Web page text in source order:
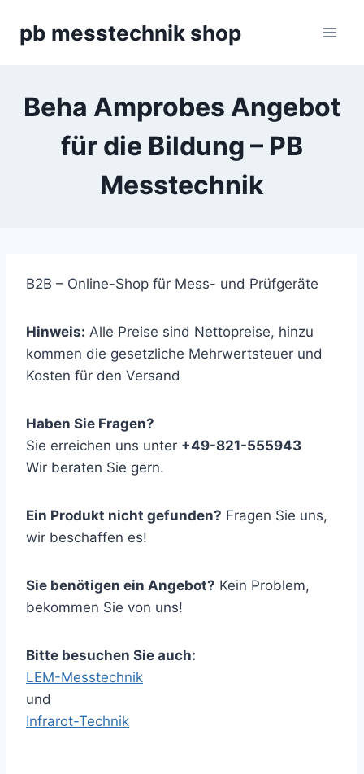
Inhaltpb messtechnik shop
Beha Amprobes Angebot
für die Bildung – PB
Messtechnik
B2B – Online-Shop für Mess- und Prüfgeräte
Hinweis: Alle Preise sind Nettopreise, hinzu
kommen die gesetzliche Mehrwertsteuer und
Kosten für den Versand
Haben Sie Fragen?
Sie erreichen uns unter +49-821-555943
Wir beraten Sie gern.
Ein Produkt nicht gefunden? Fragen Sie uns,
wir beschaffen es!
Sie benötigen ein Angebot? Kein Problem,
bekommen Sie von uns!
Bitte besuchen Sie auch:
LEM-Messtechnik
und
Infrarot-Technik